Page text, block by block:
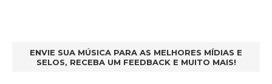
ENVIE SUA MÚSICA PARA AS MELHORES MÍDIAS E
SELOS, RECEBA UM FEEDBACK E MUITO MAIS!